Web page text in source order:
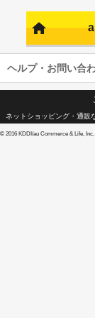
ヘルプ・お問い合
ネットショッピング・通販
© 2016 KDDI/au Commerce & Life, Inc.